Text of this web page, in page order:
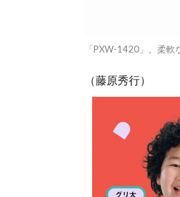
「PXW-1420」。柔軟
（藤原秀行）